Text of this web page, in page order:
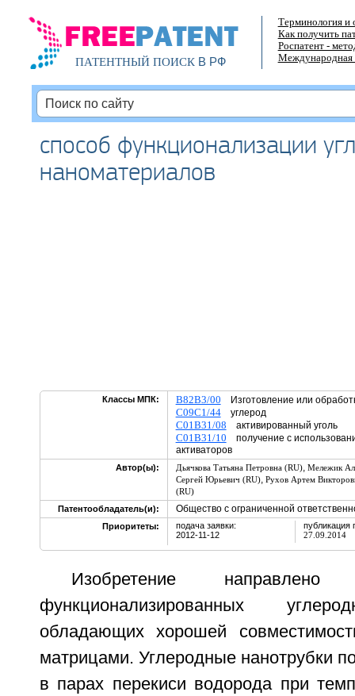
ПАТЕНТНЫЙ ПОИСКВ РФ
Терминология и
Как получить
Роспатент -
Международная
способ функционализации
наноматериалов
Классы МПК: B82B3/00 Изготовление или
C09C1/44углерод
C01B31/08 активированный уголь
C01B31/10 получение с
активаторов
Автор(ы): Дьячкова Татьяна Петровна (RU), Мележик
Сергей Юрьевич (RU), Рухов Артем
(RU)
Патентообладатель(и):
Общество с ограниченной
Приоритеты:
подача заявки:
2012-11-12
публикация
27.09.2014
Изобретение
функционализированных
обладающих хорошей
матрицами. Углеродные нанотрубки
в парах перекиси водорода при